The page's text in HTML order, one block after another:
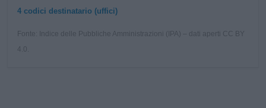
4 codici destinatario (uffici)
Fonte: Indice delle Pubbliche Amministrazioni (IPA) – dati aperti CC BY